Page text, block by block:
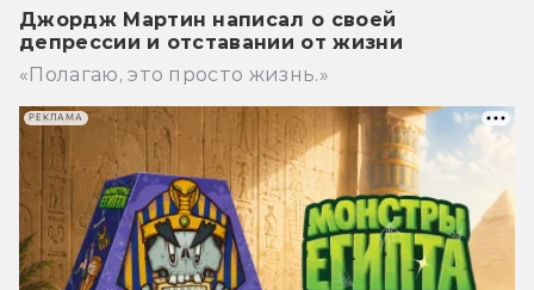
Джордж Мартин написал о своей
депрессии и отставании от жизни
«Полагаю, это просто жизнь.»
РЕКЛАМА